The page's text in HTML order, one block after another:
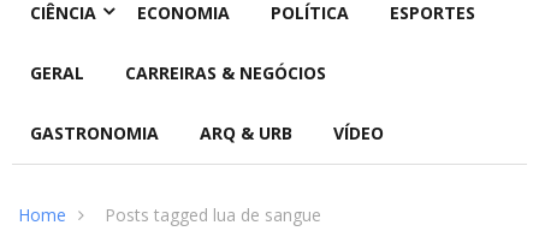
CIÊNCIA ECONOMIA POLÍTICA ESPORTES
GERAL CARREIRAS & NEGÓCIOS
GASTRONOMIA ARQ & URB VÍDEO
Home Posts tagged lua de sangue